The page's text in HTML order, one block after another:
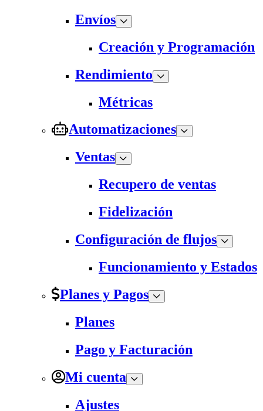
Envíos
Creación y Programación
Rendimiento
Métricas
Automatizaciones
Ventas
Recupero de ventas
Fidelización
Configuración de flujos
Funcionamiento y Estados
Planes y Pagos
Planes
Pago y Facturación
Mi cuenta
Ajustes